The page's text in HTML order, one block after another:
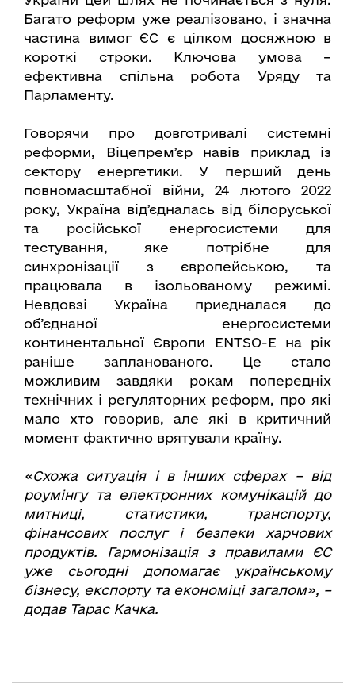
Багато реформ уже реалізовано, і значна
частина вимог ЄС є цілком досяжною в
короткі строки. Ключова умова –
ефективна спільна робота Уряду та
Парламенту.
Говорячи про довготривалі системні
реформи, Віцепремʼєр навів приклад із
сектору енергетики. У перший день
повномасштабної війни, 24 лютого 2022
року, Україна відʼєдналась від білоруської
та російської енергосистеми для
тестування, яке потрібне для
синхронізації з європейською, та
працювала в ізольованому режимі.
Невдовзі Україна приєдналася до
об’єднаної енергосистеми
континентальної Європи ENTSO-E на рік
раніше запланованого. Це стало
можливим завдяки рокам попередніх
технічних і регуляторних реформ, про які
мало хто говорив, але які в критичний
момент фактично врятували країну.
«Схожа ситуація і в інших сферах – від
роумінгу та електронних комунікацій до
митниці, статистики, транспорту,
фінансових послуг і безпеки харчових
продуктів. Гармонізація з правилами ЄС
уже сьогодні допомагає українському
бізнесу, експорту та економіці загалом», –
додав Тарас Качка.